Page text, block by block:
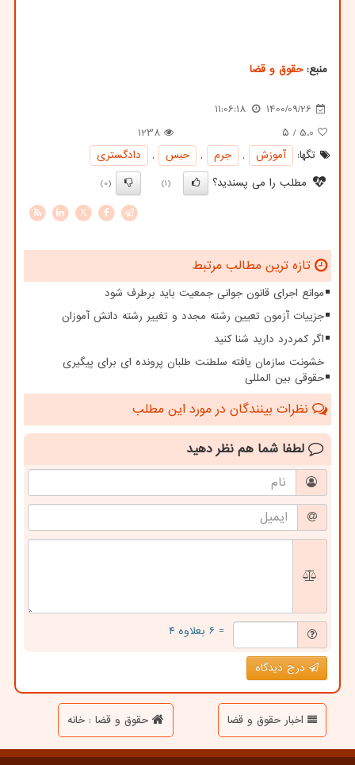
منبع:حقوق و قضا
1400/09/26
11:06:18
5.0 / ۵
1238
تگها:
آموزش , جرم , حبس ,
دادگستری
مطلب را می پسندید؟
(1)
(0)
X
تازه ترین مطالب مرتبط
موانع اجرای قانون جوانی جمعیت باید برطرف شود
جزییات آزمون تعیین رشته مجدد و تغییر رشته دانش آموزان
اگر کمردرد دارید شنا کنید
خشونت سازمان یافته سلطنت طلبان پرونده ای برای پیگیری
حقوقی بین المللی
نظرات بینندگان در مورد این مطلب
لطفا شما هم نظر دهید
= ۶ بعلاوه ۴
درج دیدگاه
اخبار حقوق و قضا حقوق و قضا : خانه